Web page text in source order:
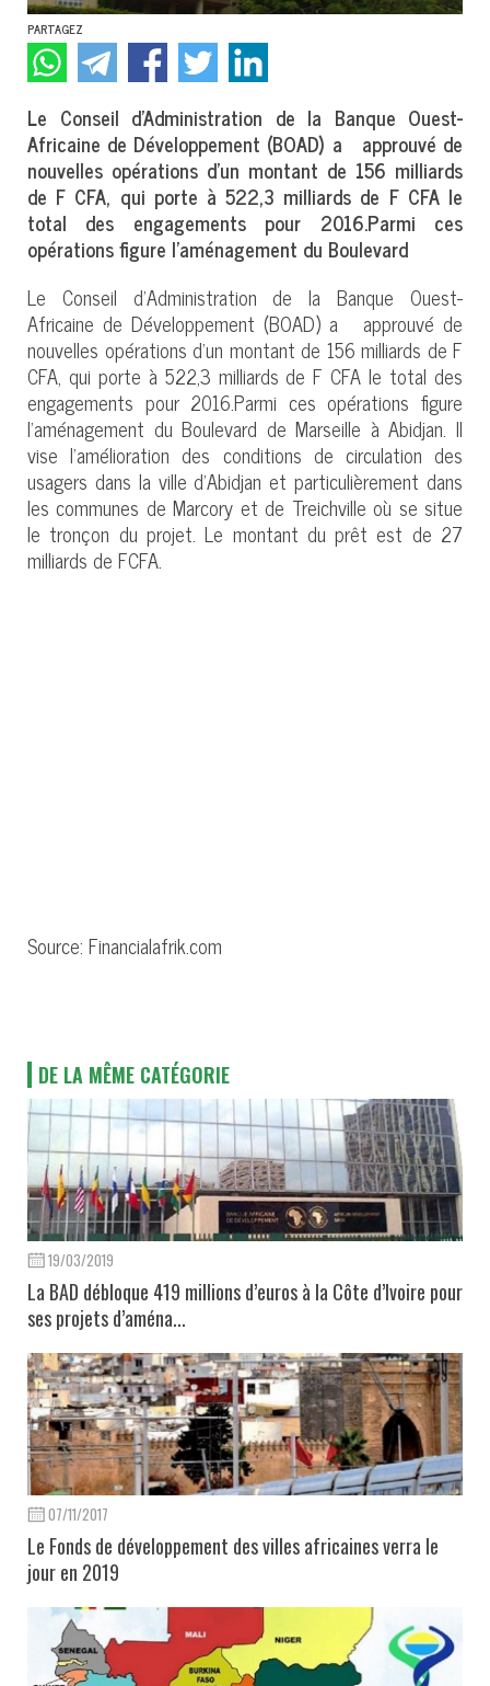
PARTAGEZ
Le Conseil d’Administration de la Banque Ouest-
Africaine de Développement (BOAD) a approuvé de
nouvelles opérations d’un montant de 156 milliards
de F CFA, qui porte à 522,3 milliards de F CFA le
total des engagements pour 2016.Parmi ces
opérations figure l’aménagement du Boulevard
Le Conseil d’Administration de la Banque Ouest-
Africaine de Développement (BOAD) a approuvé de
nouvelles opérations d’un montant de 156 milliards de F
CFA, qui porte à 522,3 milliards de F CFA le total des
engagements pour 2016.Parmi ces opérations figure
l’aménagement du Boulevard de Marseille à Abidjan. Il
vise l’amélioration des conditions de circulation des
usagers dans la ville d’Abidjan et particulièrement dans
les communes de Marcory et de Treichville où se situe
le tronçon du projet. Le montant du prêt est de 27
milliards de FCFA.
Source: Financialafrik.com
DE LA MÊME CATÉGORIE
19/03/2019
La BAD débloque 419 millions d’euros à la Côte d’Ivoire pour
ses projets d’aména...
07/11/2017
Le Fonds de développement des villes africaines verra le
jour en 2019